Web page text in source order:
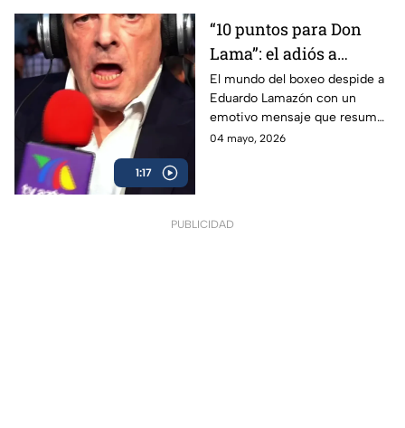
1:17
“10 puntos para Don
Lama”: el adiós a
Eduardo Lamazón
El mundo del boxeo despide a
Eduardo Lamazón con un
emotivo mensaje que resume
su legado imborrable.
04 mayo, 2026
PUBLICIDAD